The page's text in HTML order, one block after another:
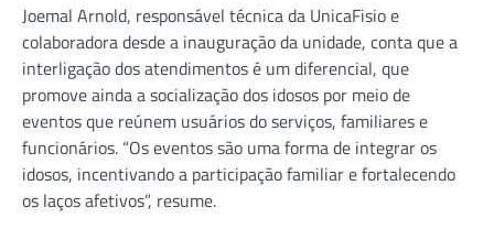
Joemal Arnold, responsável técnica da UnicaFisio e
colaboradora desde a inauguração da unidade, conta que a
interligação dos atendimentos é um diferencial, que
promove ainda a socialização dos idosos por meio de
eventos que reúnem usuários do serviços, familiares e
funcionários. “Os eventos são uma forma de integrar os
idosos, incentivando a participação familiar e fortalecendo
os laços afetivos”, resume.